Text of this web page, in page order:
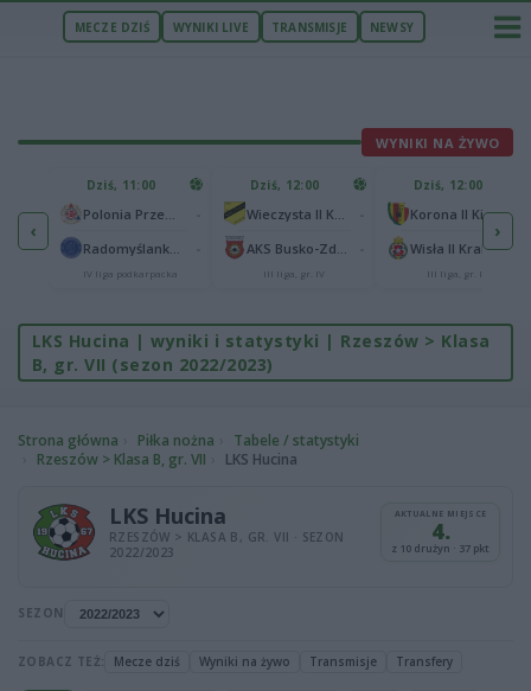
MECZE DZIŚ WYNIKI LIVE TRANSMISJE NEWSY
WYNIKI NA ŻYWO
‹
1
1
Dziś, 11:00
IV liga podkarpacka
Dziś, 12:00
III liga, gr. IV
Dziś, 12:00
Korona II Kielce
Wisła II Kraków
III liga, gr. IV
›
LKS Hucina | wyniki i statystyki | Rzeszów > Klasa
B, gr. VII (sezon 2022/2023)
Strona główna Piłka nożna
Tabele / statystyki
Rzeszów > Klasa B, gr. VII
LKS Hucina
LKS Hucina
RZESZÓW > KLASA B, GR. VII · SEZON
2022/2023
AKTUALNE MIEJSCE
4.
z 10 drużyn · 37 pkt
SEZON
ZOBACZ TEŻ: Mecze dziś Wyniki na żywo Transmisje Transfery